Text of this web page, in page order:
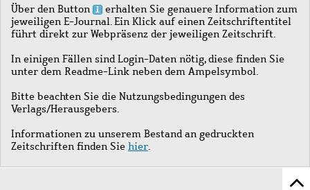
Über den Button
erhalten Sie genauere Information zum
jeweiligen E-Journal. Ein Klick auf einen Zeitschriftentitel
führt direkt zur Webpräsenz der jeweiligen Zeitschrift.
In einigen Fällen sind Login-Daten nötig, diese finden Sie
unter dem Readme-Link neben dem Ampelsymbol.
Bitte beachten Sie die Nutzungsbedingungen des
Verlags/Herausgebers.
Informationen zu unserem Bestand an gedruckten
Zeitschriften finden Sie hier.